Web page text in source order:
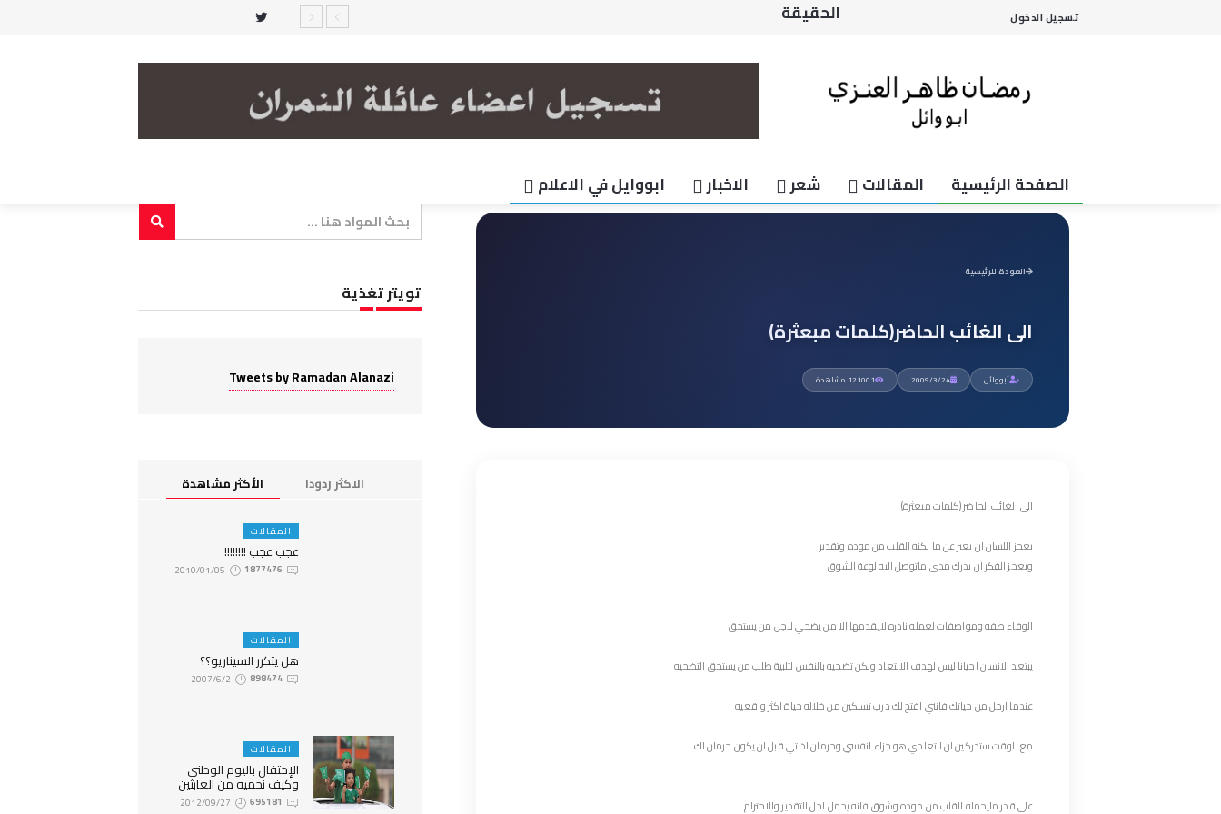
تسجيل الدخول تتجاهل
سمو المحبه
وانتي اقتحمتي قلب حر وملكتي
الحقيقة
الصفحة الرئيسية المقالات شعر الاخبار ابووايل في الاعلام
العودة للرئيسية
الى الغائب الحاضر(كلمات مبعثرة)
أبووائل 2009/3/24 121001 مشاهدة
الى الغائب الحاضر (كلمات مبعثرة)
يعجز اللسان ان يعبر عن ما يكنه القلب من موده وتقدير
ويعجز الفكر ان يدرك مدى ماتوصل اليه لوعة الشوق
الوفاء صفه ومواصفات لعمله نادره لايقدمها الا من يضحي لاجل من يستحق
يبتعد الانسان احيانا ليس لهدف الابتعاد ولكن تضحيه بالنفس لتلبية طلب من يستحق التضحيه
عندما ارحل من حياتك فانني افتح لك درب تسلكين من خلاله حياة اكثر واقعيه
مع الوقت ستدركين ان ابتعادي هو جزاء لنفسي وحرمان لذاتي قبل ان يكون حرمان لك
على قدر مايحمله القلب من موده وشوق فانه يحمل اجل التقدير والاحترام
تويتر تغذية
Tweets by Ramadan Alanazi
الأكثر مشاهدة الاكثر ردودا
المقالات
عجب عجب !!!!!!!!
المقالات
هل يتكرر السيناريو؟؟
898474
المقالات
الإحتفال باليوم الوطني
وكيف نحميه من العابثين